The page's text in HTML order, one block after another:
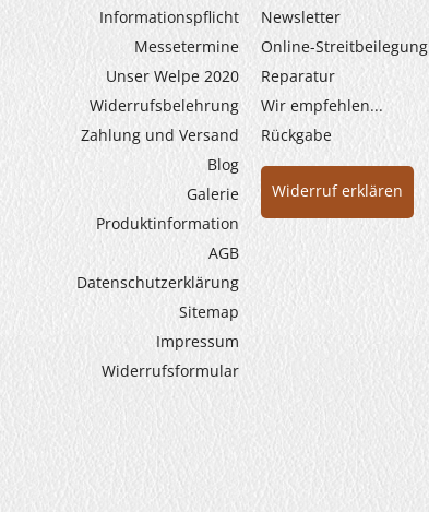
Informationspflicht
Messetermine
Unser Welpe 2020
Widerrufs­belehrung
Zahlung und Versand
Blog
Galerie
Produkt­information
AGB
Datenschutzerklärung
Sitemap
Impressum
Widerrufsformular
Newsletter
Online-Streitbeilegung
Reparatur
Wir empfehlen...
Rückgabe
Widerruf erklären